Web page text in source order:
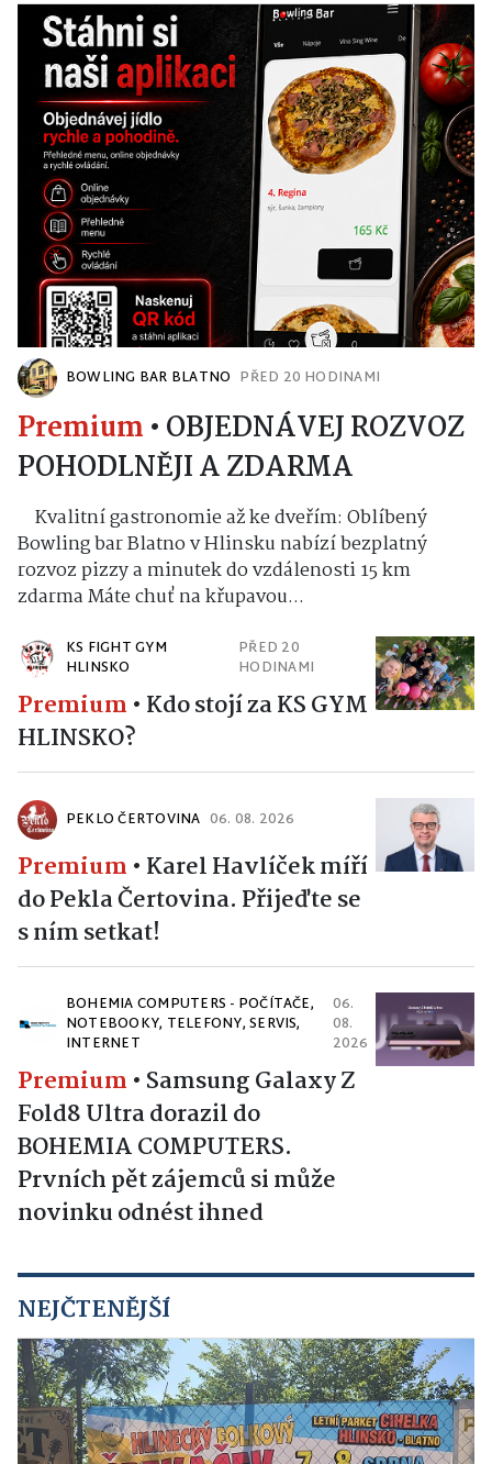
BOWLING BAR BLATNO PŘED 20 HODINAMI
Premium • OBJEDNÁVEJ ROZVOZ
POHODLNĚJI A ZDARMA
Kvalitní gastronomie až ke dveřím: Oblíbený
Bowling bar Blatno v Hlinsku nabízí bezplatný
rozvoz pizzy a minutek do vzdálenosti 15 km
zdarma Máte chuť na křupavou...
KS FIGHT GYM
HLINSKO
PŘED 20
HODINAMI
Premium • Kdo stojí za KS GYM
HLINSKO?
PEKLO ČERTOVINA 06. 08. 2026
Premium • Karel Havlíček míří
do Pekla Čertovina. Přijeďte se
s ním setkat!
BOHEMIA COMPUTERS - POČÍTAČE,
NOTEBOOKY, TELEFONY, SERVIS,
INTERNET
06.
08.
2026
Premium • Samsung Galaxy Z
Fold8 Ultra dorazil do
BOHEMIA COMPUTERS.
Prvních pět zájemců si může
novinku odnést ihned
NEJČTENĚJŠÍ